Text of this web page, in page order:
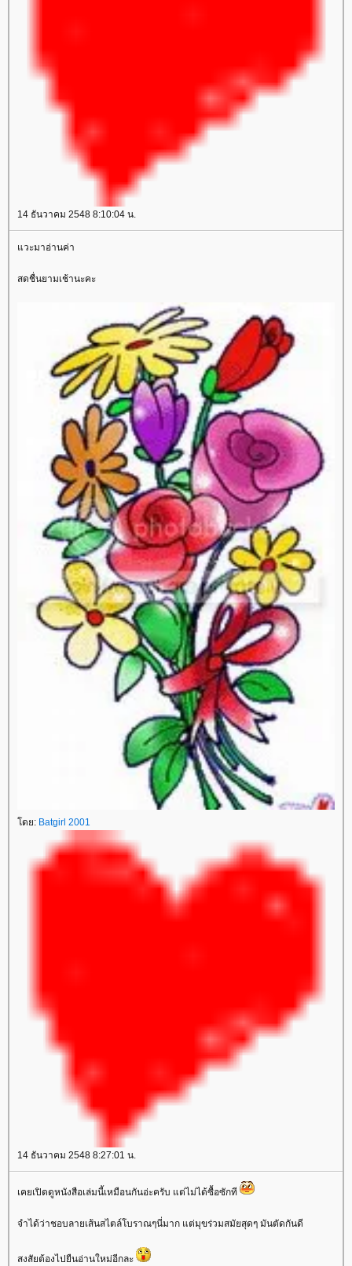
14 ธันวาคม 2548 8:10:04 น.
วะมาอ่านค่า
สดชื่นยามเช้านะคะ
ดย: Batgirl 2001
14 ธันวาคม 2548 8:27:01 น.
เคยเปิดดูหนังสือเล่มนี้เหมือนกันอ่ะครับ แต่ไม่ได้ซื้อซักที
จำได้ว่าชอบลายเส้นสไตล์โบราณๆนี่มาก แต่มุขร่วมสมัยสุดๆ มันตัดกันดี
สงสัยต้องไปยืนอ่านใหม่อีกละ